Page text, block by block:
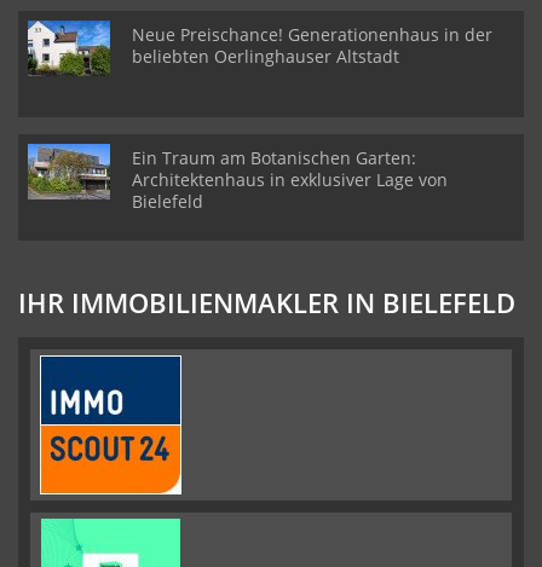
Neue Preischance! Generationenhaus in der
beliebten Oerlinghauser Altstadt
Ein Traum am Botanischen Garten:
Architektenhaus in exklusiver Lage von
Bielefeld
IHR IMMOBILIENMAKLER IN BIELEFELD